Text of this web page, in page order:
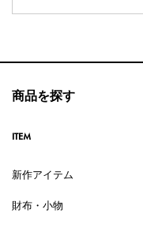
商品を探す
ITEM
新作アイテム
財布・小物